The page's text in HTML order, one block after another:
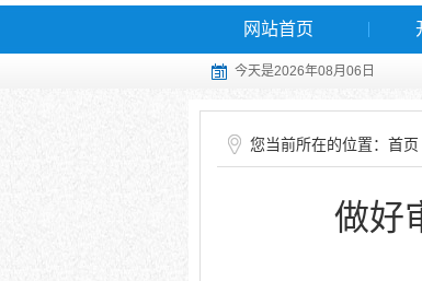
网站首页
今天是2026年08月06日
您当前所在的位置： 首页
做好